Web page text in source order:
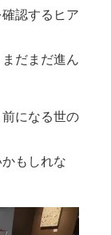
認するヒア
だまだ進ん
になる世の
もしれな